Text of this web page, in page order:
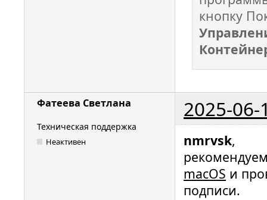
кнопку
Фатеева Светлана 2025-06-
Техническая поддержка
Неактивен nmrvsk,
macOS и
подписи.